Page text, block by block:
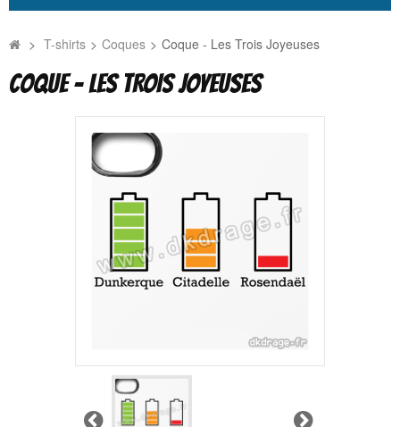
> T-shirts > Coques > Coque - Les Trois Joyeuses
COQUE - LES TROIS JOYEUSES
Précédent Suivant